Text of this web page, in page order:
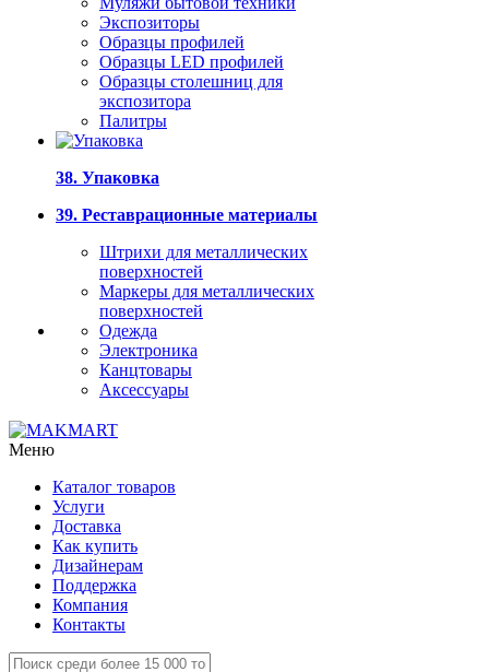
Экспозиторы
Образцы профилей
Образцы LED профилей
Образцы столешниц для
экспозитора
Палитры
38. Упаковка
39. Реставрационные материалы
Штрихи для металлических
поверхностей
Маркеры для металлических
поверхностей
Одежда
Электроника
Канцтовары
Аксессуары
Меню
Каталог товаров
Услуги
Доставка
Как купить
Дизайнерам
Поддержка
Компания
Контакты